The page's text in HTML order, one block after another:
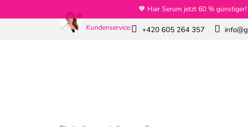
🧡 Hair Serum jetzt 60 %
Kundenservice:
+420 605 264 357